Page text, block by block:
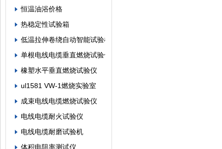
恒温油浴价格
热稳定性试验箱
低温拉伸卷绕自动智能试验机
单根电线电缆垂直燃烧试验仪
橡塑水平垂直燃烧试验仪
ul1581 VW-1燃烧实验室
成束电线电缆燃烧试验仪
电线电缆耐火试验仪
电线电缆耐磨试验机
体积电阻率测试仪